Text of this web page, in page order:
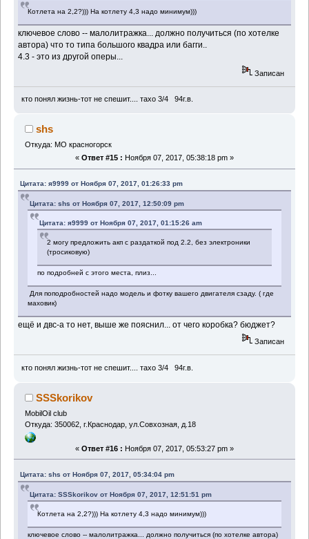
Котлета на 2,2?))) На котлету 4,3 надо минимум)))
ключевое слово -- малолитражка... должно получиться (по хотелке
автора) что то типа большого квадра или багги..
4.3 - это из другой оперы...
Записан
кто понял жизнь-тот не спешит.... тахо 3/4 94г.в.
shs
Откуда: МО красногорск
« Ответ #15 : Ноября 07, 2017, 05:38:18 pm »
Цитата: я9999 от Ноября 07, 2017, 01:26:33 pm
Цитата: shs от Ноября 07, 2017, 12:50:09 pm
Цитата: я9999 от Ноября 07, 2017, 01:15:26 am
2 могу предложить акп с раздаткой под 2.2, без электроники
(тросиковую)
по подробней с этого места, плиз...
Для поподробностей надо модель и фотку вашего двигателя сзаду. ( где
маховик)
ещё и двс-а то нет, выше же пояснил... от чего коробка? бюджет?
Записан
кто понял жизнь-тот не спешит.... тахо 3/4 94г.в.
SSSkorikov
MobilOil club
Откуда: 350062, г.Краснодар, ул.Совхозная, д.18
« Ответ #16 : Ноября 07, 2017, 05:53:27 pm »
Цитата: shs от Ноября 07, 2017, 05:34:04 pm
Цитата: SSSkorikov от Ноября 07, 2017, 12:51:51 pm
Котлета на 2,2?))) На котлету 4,3 надо минимум)))
ключевое слово -- малолитражка... должно получиться (по хотелке автора)